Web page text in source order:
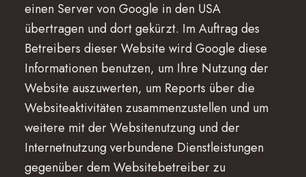
einen Server von Google in den USA
übertragen und dort gekürzt. Im Auftrag des
Betreibers dieser Website wird Google diese
Informationen benutzen, um Ihre Nutzung der
Website auszuwerten, um Reports über die
Websiteaktivitäten zusammenzustellen und um
weitere mit der Websitenutzung und der
Internetnutzung verbundene Dienstleistungen
gegenüber dem Websitebetreiber zu